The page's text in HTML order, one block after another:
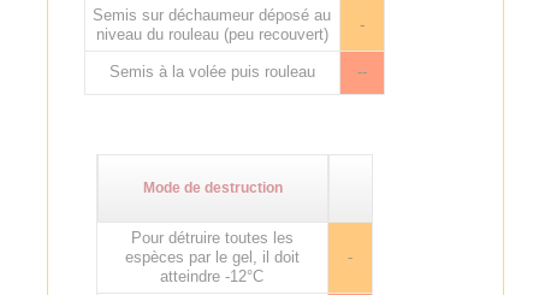
Semis sur déchaumeur déposé au
niveau du rouleau (peu recouvert)
-
Semis à la volée puis rouleau --
Mode de destruction
Pour détruire toutes les
espèces par le gel, il doit
atteindre -12°C
-